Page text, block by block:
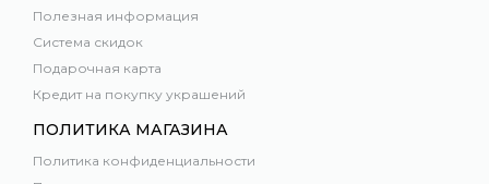
Полезная информация
Система скидок
Подарочная карта
Кредит на покупку украшений
ПОЛИТИКА МАГАЗИНА
Политика конфиденциальности